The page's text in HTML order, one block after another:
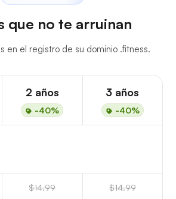
que no te arruinan
en el registro de su dominio .fitness.
2 años
-40%
3 años
-40%
$14.99 $14.99